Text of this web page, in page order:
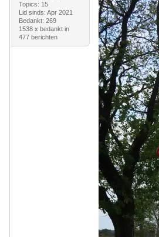
Topics: 15
Lid sinds: Apr 2021
Bedankt: 269
1538 x bedankt in
477 berichten